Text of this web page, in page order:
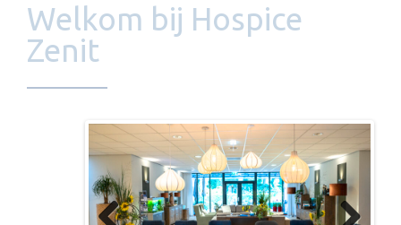
Welkom bij Hospice
Zenit